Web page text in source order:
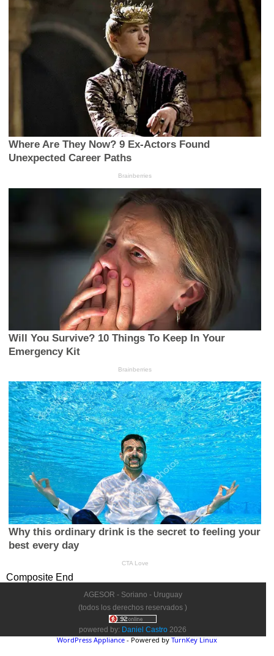
Composite End
AGESOR - Soriano - Uruguay
(todos los derechos reservados )
powered by: Daniel Castro 2026
WordPress Appliance - Powered by TurnKey Linux